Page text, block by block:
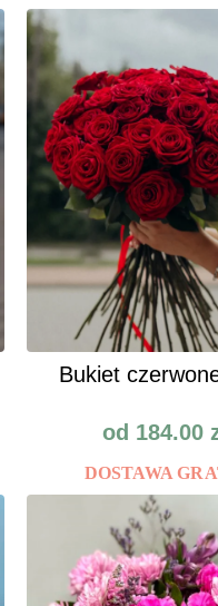
Bukiet
od 184.00
DOSTAWA